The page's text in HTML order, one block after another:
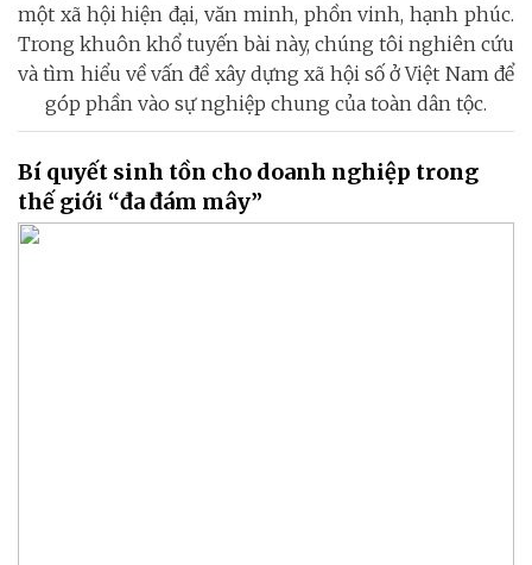
một xã hội hiện đại, văn minh, phồn vinh, hạnh phúc.
Trong khuôn khổ tuyến bài này, chúng tôi nghiên cứu
và tìm hiểu về vấn đề xây dựng xã hội số ở Việt Nam để
góp phần vào sự nghiệp chung của toàn dân tộc.
Bí quyết sinh tồn cho doanh nghiệp trong
thế giới “đa đám mây”